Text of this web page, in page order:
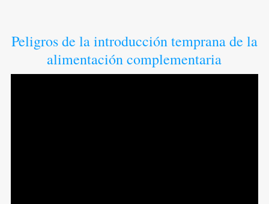
Peligros de la introducción temprana de la
alimentación complementaria